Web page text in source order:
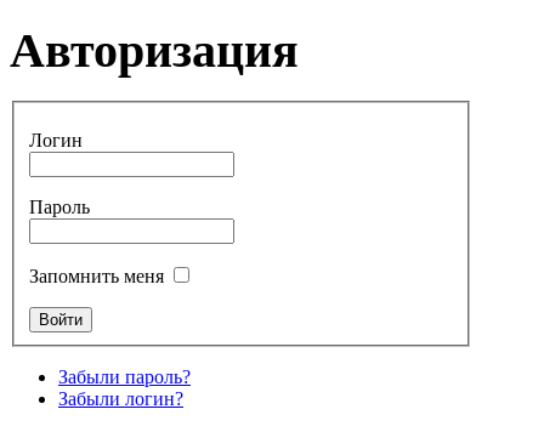
Авторизация
Логин
Пароль
Запомнить меня
Забыли пароль?
Забыли логин?